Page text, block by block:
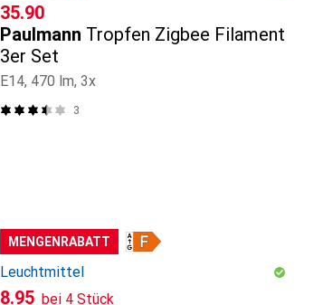
CHF
35.90
Paulmann Tropfen Zigbee Filament
3er Set
E14, 470 lm, 3x
3
MENGENRABATT
Leuchtmittel
CHF
8.95 bei 4 Stück